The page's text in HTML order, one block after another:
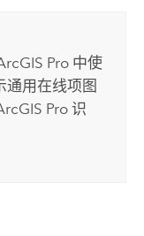
Pro 中使
通用在线项图
Pro识